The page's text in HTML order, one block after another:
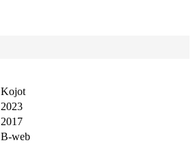
Kojot
2023
2017
B-web